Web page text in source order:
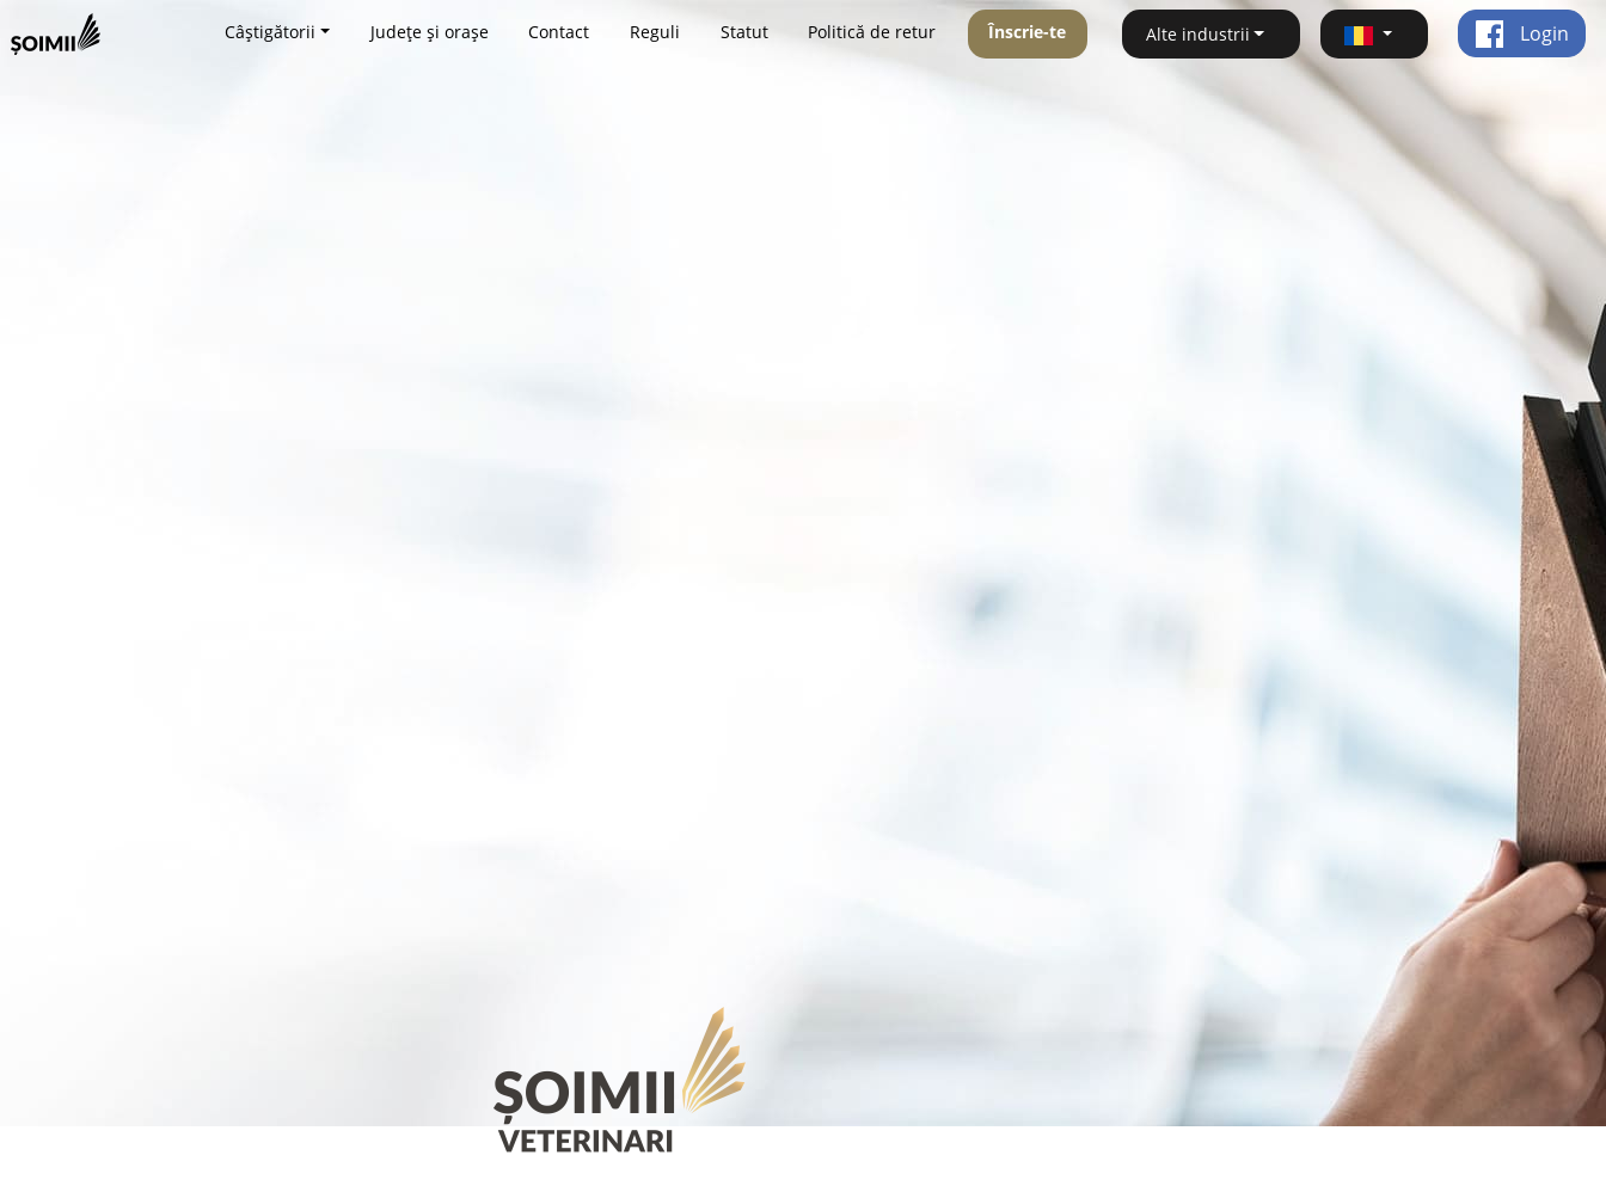
Câștigătorii Județe și orașe Contact Reguli Statut Politică de retur Înscrie-te Alte industrii Login